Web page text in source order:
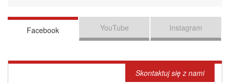
Facebook YouTube Instagram
Skontaktuj się z nami